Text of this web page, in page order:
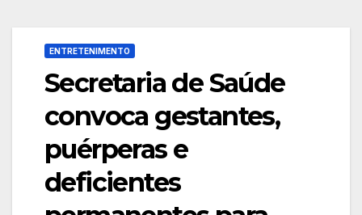
ENTRETENIMENTO
Secretaria de Saúde
convoca gestantes,
puérperas e
deficientes